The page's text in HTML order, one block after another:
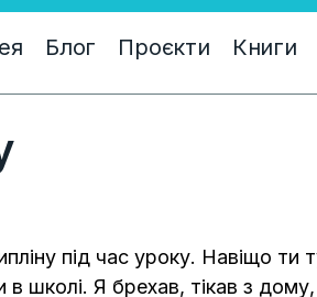
Блог Проєкти Книги
під час уроку. Навіщо
в школі. Я брехав, тікав з